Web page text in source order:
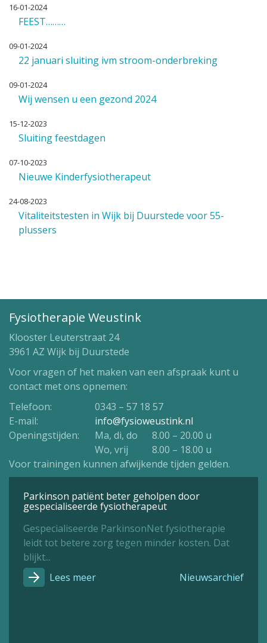
16-01-2024
FEEST………
09-01-2024
22 januari sluiting ivm stroom-onderbreking
09-01-2024
Wij wensen u een gezond 2024
15-12-2023
Sluiting feestdagen
07-10-2023
Nieuwe Kinderfysiotherapeut
24-08-2023
Vitaliteitstesten in Wijk bij Duurstede voor 55-
plussers
Fysiotherapie Weustink
Klooster Leuterstraat 24
3961 AZ Wijk bij Duurstede
Voor vragen of het maken van een afspraak kunt u
contact met ons opnemen:
Telefoon:
0343 – 57 18 57
E-mail:
info@fysioweustink.nl
Openingstijden:
Ma, di, do
8.00 – 20.00 u
Wo, vrij
8.00 – 18.00 u
Voor trainingen kunnen afwijkende tijden gelden.
Parkinson patiënt beter geholpen door
gespecialiseerde fysiotherapeut
Gespecialiseerde ParkinsonNet fysiotherapie
leidt tot betere zorg tegen minder kosten. Dat
blijkt...
Lees meer
Nieuwsarchief